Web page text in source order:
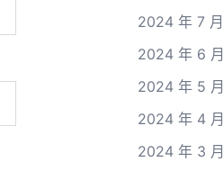
2024 年 7 月
2024 年 6 月
2024 年 5 月
2024 年 4 月
2024 年 3 月